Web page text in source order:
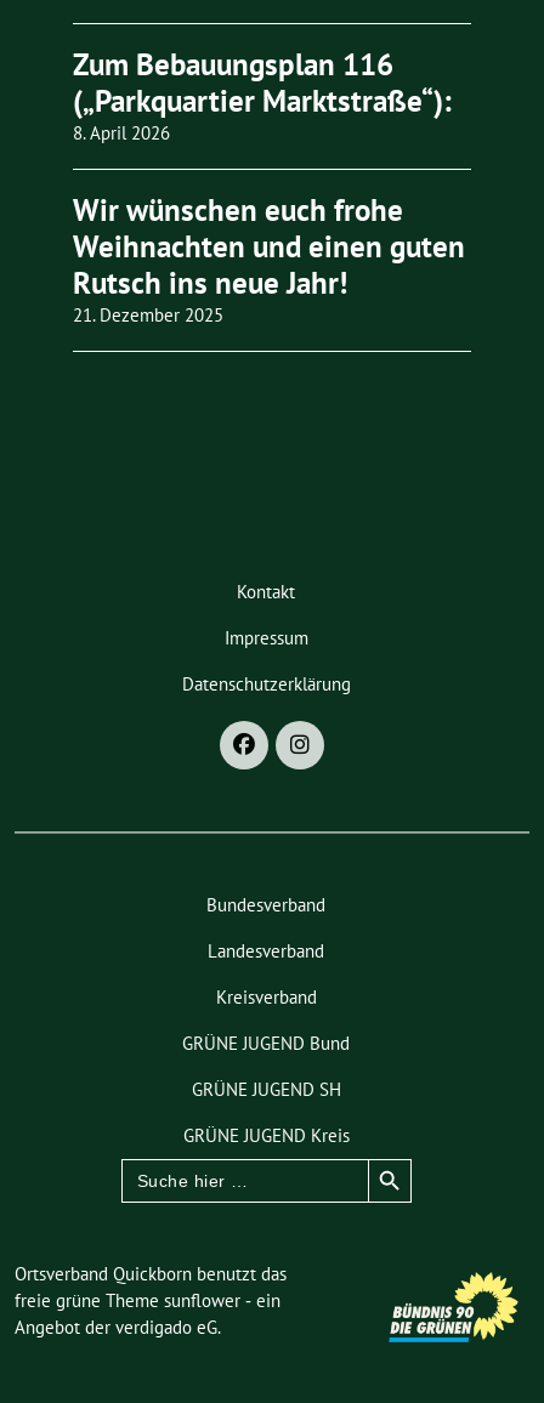
Zum Bebauungsplan 116
(„Parkquartier Marktstraße“):
8. April 2026
Wir wünschen euch frohe
Weihnachten und einen guten
Rutsch ins neue Jahr!
21. Dezember 2025
Kontakt
Impressum
Datenschutzerklärung
Bundesverband
Landesverband
Kreisverband
GRÜNE JUGEND Bund
GRÜNE JUGEND SH
GRÜNE JUGEND Kreis
Search
for:
Search Button
Ortsverband Quickborn benutzt das
freie grüne Theme sunflower ‐ ein
Angebot der verdigado eG.